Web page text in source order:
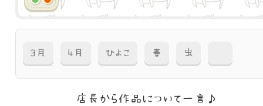
3月 4月 ひよこ 春 虫
店長から作品に ついて一言♪